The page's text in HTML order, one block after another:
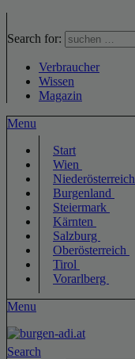
Search for:
Verbraucher
Wissen
Magazin
Menu
Start
Wien
Niederösterreich
Burgenland
Steiermark
Kärnten
Salzburg
Oberösterreich
Tirol
Vorarlberg
Menu
Search